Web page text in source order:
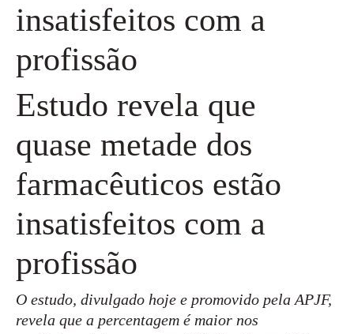
insatisfeitos com a
profissão
Estudo revela que
quase metade dos
farmacêuticos estão
insatisfeitos com a
profissão
O estudo, divulgado hoje e promovido pela APJF,
revela que a percentagem é maior nos